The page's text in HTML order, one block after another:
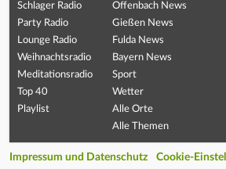
Schlager Radio
Party Radio
Lounge Radio
Weihnachtsradio
Meditationsradio
Top 40
Playlist
Offenbach News
Gießen News
Fulda News
Bayern News
Sport
Wetter
Alle Orte
Alle Themen
Impressum und Datenschutz Cookie-